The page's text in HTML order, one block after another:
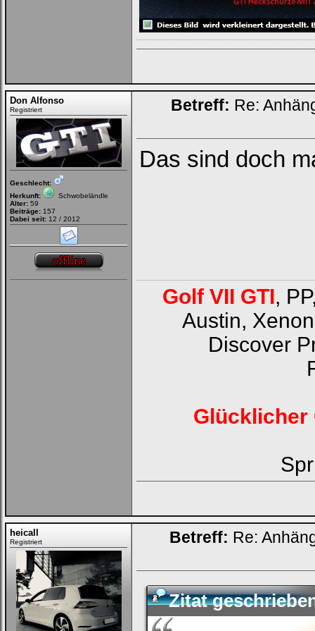
Don Alfonso
Registriert
Geschlecht:
Herkunft:
Schwobeländle
Alter: 59
Beiträge: 157
Dabei seit: 12 / 2012
Betreff: Re:
Das sind doch
Golf VII GTI,
Austin,
Discover
Glücklicher
heicall
Registriert Betreff: Re:
Zitat